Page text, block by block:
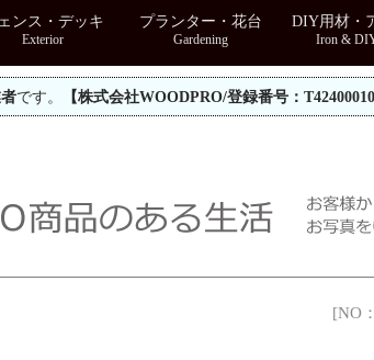
ンス・デッキ プランター・花台 DIY用材・
です。 【株式会社WOODPRO/登録番号：
[NO